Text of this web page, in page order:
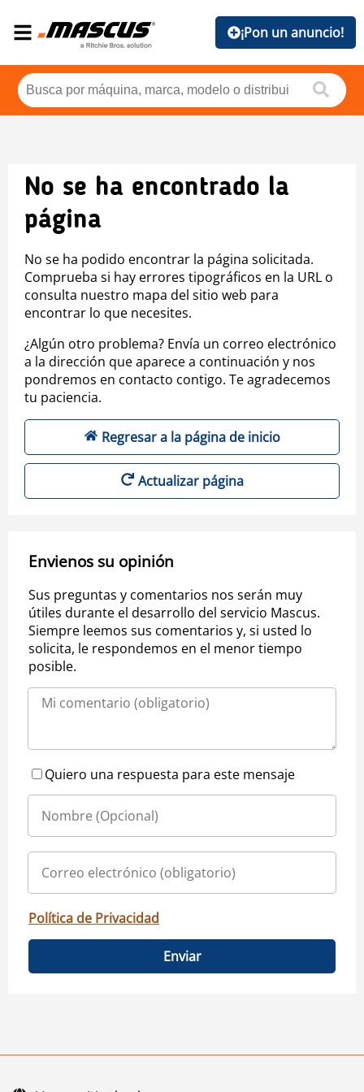
¡Pon un anuncio!
No se ha encontrado la
página
No se ha podido encontrar la página solicitada.
Comprueba si hay errores tipográficos en la URL o
consulta nuestro mapa del sitio web para
encontrar lo que necesites.
¿Algún otro problema? Envía un correo electrónico
a la dirección que aparece a continuación y nos
pondremos en contacto contigo. Te agradecemos
tu paciencia.
Regresar a la página de inicio
Actualizar página
Envienos su opinión
Sus preguntas y comentarios nos serán muy
útiles durante el desarrollo del servicio Mascus.
Siempre leemos sus comentarios y, si usted lo
solicita, le respondemos en el menor tiempo
posible.
Quiero una respuesta para este mensaje
Política de Privacidad
Enviar